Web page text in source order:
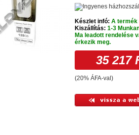
Készlet infó: A termék
Kiszállítás: 1-3
Ma leadott rendelése
érkezik meg.
35 217
(20% ÁFA-val)